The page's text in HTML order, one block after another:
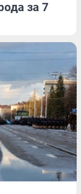
за 7